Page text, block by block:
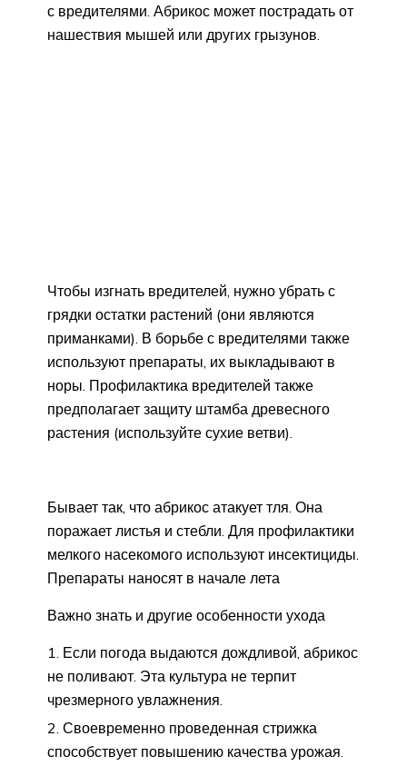
с вредителями. Абрикос может пострадать от
нашествия мышей или других грызунов.
Чтобы изгнать вредителей, нужно убрать с
грядки остатки растений (они являются
приманками). В борьбе с вредителями также
используют препараты, их выкладывают в
норы. Профилактика вредителей также
предполагает защиту штамба древесного
растения (используйте сухие ветви).
Бывает так, что абрикос атакует тля. Она
поражает листья и стебли. Для профилактики
мелкого насекомого используют инсектициды.
Препараты наносят в начале лета
Важно знать и другие особенности ухода
Если погода выдаются дождливой, абрикос
не поливают. Эта культура не терпит
чрезмерного увлажнения.
Своевременно проведенная стрижка
способствует повышению качества урожая.